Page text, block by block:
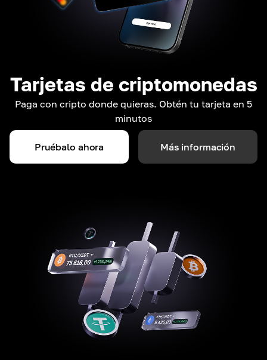
Tarjetas de criptomonedas
Paga con cripto donde quieras. Obtén tu tarjeta en 5
minutos
Pruébalo ahora Más información